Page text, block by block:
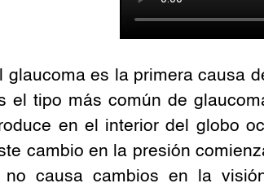
glaucoma es la primera causa
el tipo más común de
en el interior del globo
cambio en la presión
no causa cambios en la